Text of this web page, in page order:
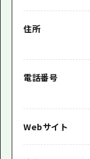
住所
電話番号
Webサイト